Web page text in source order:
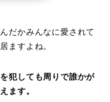
だかみんなに愛されて
ますよね。
犯しても周りで誰かが
ます。